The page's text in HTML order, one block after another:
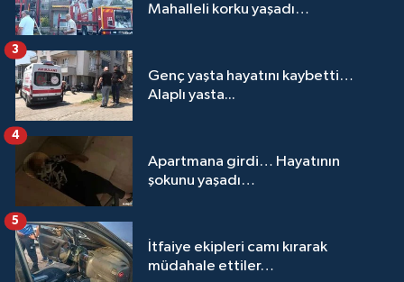
Mahalleli korku yaşadı…
Genç yaşta hayatını kaybetti…
Alaplı yasta...
3
Apartmana girdi… Hayatının
şokunu yaşadı…
4
İtfaiye ekipleri camı kırarak
müdahale ettiler…
5